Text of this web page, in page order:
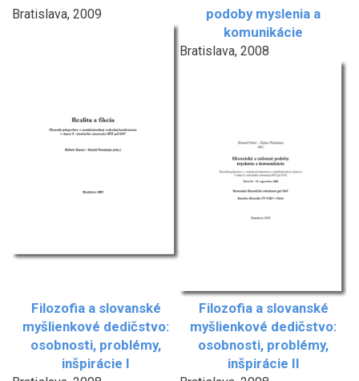
Bratislava, 2009
podoby myslenia a
komunikácie
Bratislava, 2008
Filozofia a slovanské
myšlienkové dedičstvo:
osobnosti, problémy,
inšpirácie I
Filozofia a slovanské
myšlienkové dedičstvo:
osobnosti, problémy,
inšpirácie II